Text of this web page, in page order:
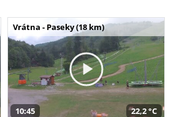
Vrátna - Paseky (18 km)
10:45 22,2 °C